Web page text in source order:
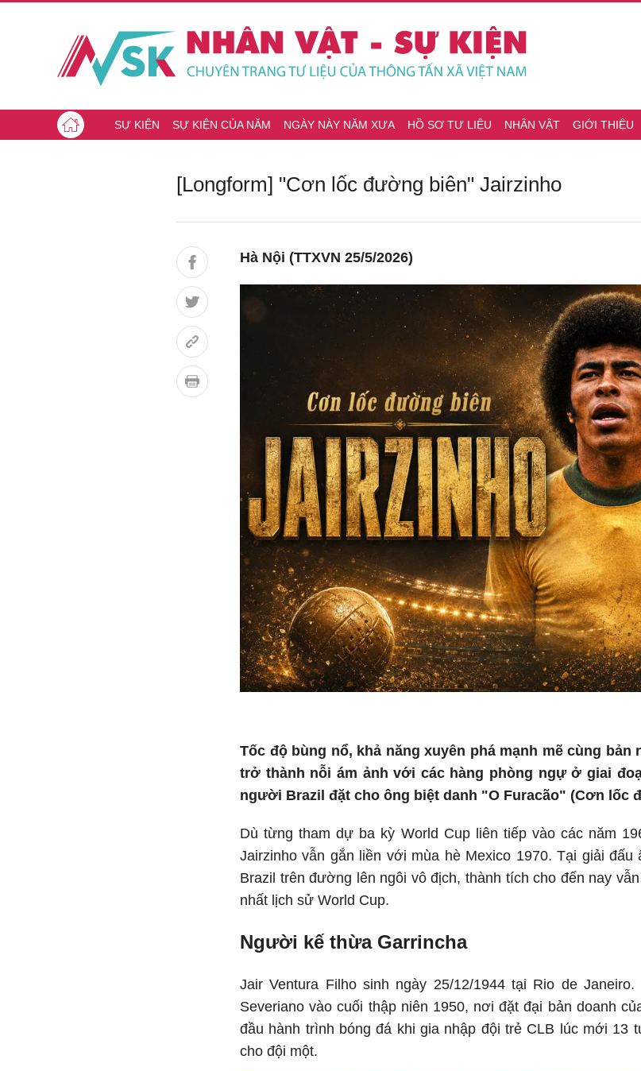
SỰ KIỆN SỰ KIỆN CỦA NĂM NGÀY NÀY NĂM XƯA HỒ SƠ TƯ LIỆU NHÂN VẬT GIỚI THIỆU
[Longform] "Cơn lốc đường biên" Jairzinho
Hà Nội (TTXVN 25/5/2026)
Tốc độ bùng nổ, khả năng xuyên phá mạnh mẽ cùng
trở thành nỗi ám ảnh với các hàng phòng ngự ở giai
người Brazil đặt cho ông biệt danh "O Furacão" (Cơn lốc
Dù từng tham dự ba kỳ World Cup liên tiếp vào các năm
Jairzinho vẫn gắn liền với mùa hè Mexico 1970. Tại giải
Brazil trên đường lên ngôi vô địch, thành tích cho đến nay
nhất lịch sử World Cup.
Người kế thừa Garrincha
Jair Ventura Filho sinh ngày 25/12/1944 tại Rio de
Severiano vào cuối thập niên 1950, nơi đặt đại bản doanh
đầu hành trình bóng đá khi gia nhập đội trẻ CLB lúc mới 13
cho đội một.